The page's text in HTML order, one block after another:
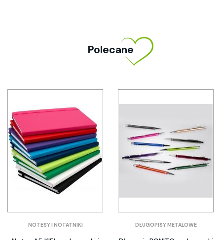
Polecane
NOTESY I NOTATNIKI DŁUGOPISY METALOWE